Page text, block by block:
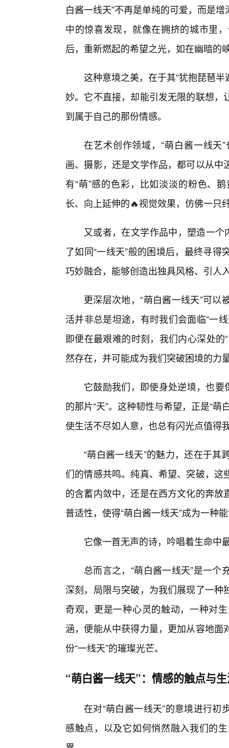
白酱一线天”不再是单纯的可爱，而是
中的惊喜发现，就像在拥挤的城市里
后，重新燃起的希望之光，如在幽暗的
这种意境之美，在于其“犹抱琵琶
妙。它不直接，却能引发无限的联想
到属于自己的那份情感。
在艺术创作领域，“萌白酱一线天
画、摄影，还是文学作品，都可以从
有“萌”感的色彩，比如淡淡的粉色、
长、向上延伸的🔥视觉效果，仿佛一只
又或者，在文学作品中，塑造一个
了如同“一线天”般的困境后，最终寻
巧妙融合，能够创造出独具风格、引人
更深层次地，“萌白酱一线天”可
活并非总是坦途，有时我们会面临“一
即便在最艰难的时刻，我们内心深处
然存在，并可能成为我们突破困境的力
它鼓励我们，即使身处逆境，也
的那片“天”。这种韧性与希望，正是“
使生活不尽如人意，也总有闪光点值得
“萌白酱一线天”的魅力，还在于
们的情感共鸣。纯真、希望、突破，
的含蓄内敛中，还是在西方文化的奔
普适性，使得“萌白酱一线天”成为一种
它像一首无声的诗，吟唱着生命中
总而言之，“萌白酱一线天”是一
深刻，局限与突破，为我们展现了一
奇观，更是一种心灵的触动，一种对
涵，便能从中获得力量，更加从容地
份“一线天”的璀璨光芒。
“萌白酱一线天”：情感的触点与
在对“萌白酱一线天”的意境进行
感触点，以及它如何悄然融入我们的